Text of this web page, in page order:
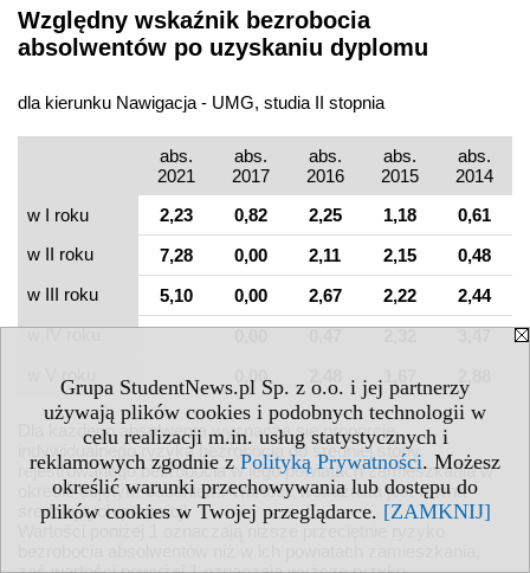
Grupa StudentNews.pl Sp. z o.o. i jej partnerzy
używają plików cookies i podobnych technologii w
celu realizacji m.in. usług statystycznych i
reklamowych zgodnie z Polityką Prywatności. Możesz
określić warunki przechowywania lub dostępu do
plików cookies w Twojej przeglądarce. [ZAMKNIJ]
Względny wskaźnik bezrobocia
absolwentów po uzyskaniu dyplomu
dla kierunku Nawigacja - UMG, studia II stopnia
abs.
2021
abs.
2017
abs.
2016
abs.
2015
abs.
2014
w I roku
2,23 0,82 2,25 1,18
0,61
w II roku
7,28 0,00 2,11 2,15
0,48
w III roku
5,10 0,00 2,67 2,22
2,44
w IV roku
w V roku
0,00
Dla każdego absolwenta wyznacza się proporcję
indywidualnego ryzyka bezrobocia do średniej stopy
rejestrowanego bezrobocia w jego powiatach zamieszkania w
okresie objętym badaniem. Wartość wskaźnika jest równa
średniej tych proporcji.